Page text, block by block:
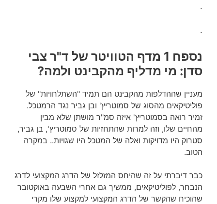
.
.
נספח 1 מדף הטוויטר של ד"ר צבי
סדן: מי מדליף מהקבינט ולמה?
מעניין שההדלפות מהקבינט הם תמיד "השתלחויות" של
פוליטיקאים מהסוג של סמוטריץ' ובן גביר נגד הרמטכל.
זמיר רואה בסמוטריץ' איזה סמ"ר מושתן שלא מבין
מהחיים שלו, וזה למרות שהתחזיות של סמוטריץ', בן גביר,
סטרוק היו מדויקות ואלה של המטכל היו שגויות.. במקרה
הטוב.
כבר דיברתי על זה שהיחס המזלזל של הדרג המקצועי לדרג
הנבחר, לפוליטיקאים, ממשיך גם אחרי השבעה באוקטובר
שהוכיח שהקשר של הדרג המקצועי למקצוע שלו מקרי